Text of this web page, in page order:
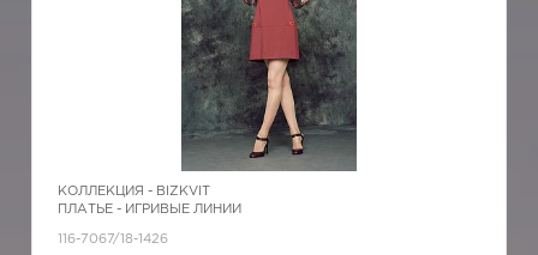
КОЛЛЕКЦИЯ - BIZKVIT
ПЛАТЬЕ - ИГРИВЫЕ ЛИНИИ
116-7067/18-1426